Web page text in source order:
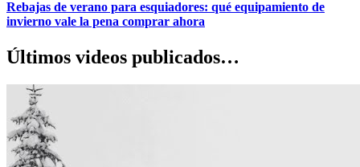
Rebajas de verano para esquiadores: qué equipamiento de
invierno vale la pena comprar ahora
Últimos videos publicados…